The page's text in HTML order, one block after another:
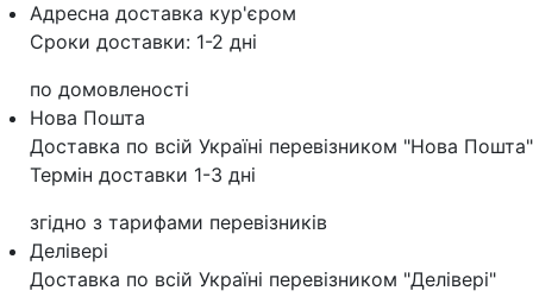
Адресна доставка кур'‎єром
Сроки доставки: 1-2 дні
по домовленості
Нова Пошта
Доставка по всій Україні перевізником "Нова Пошта"
Термін доставки 1-3 дні
згідно з тарифами перевізників
Делівері
Доставка по всій Україні перевізником "Делівері"